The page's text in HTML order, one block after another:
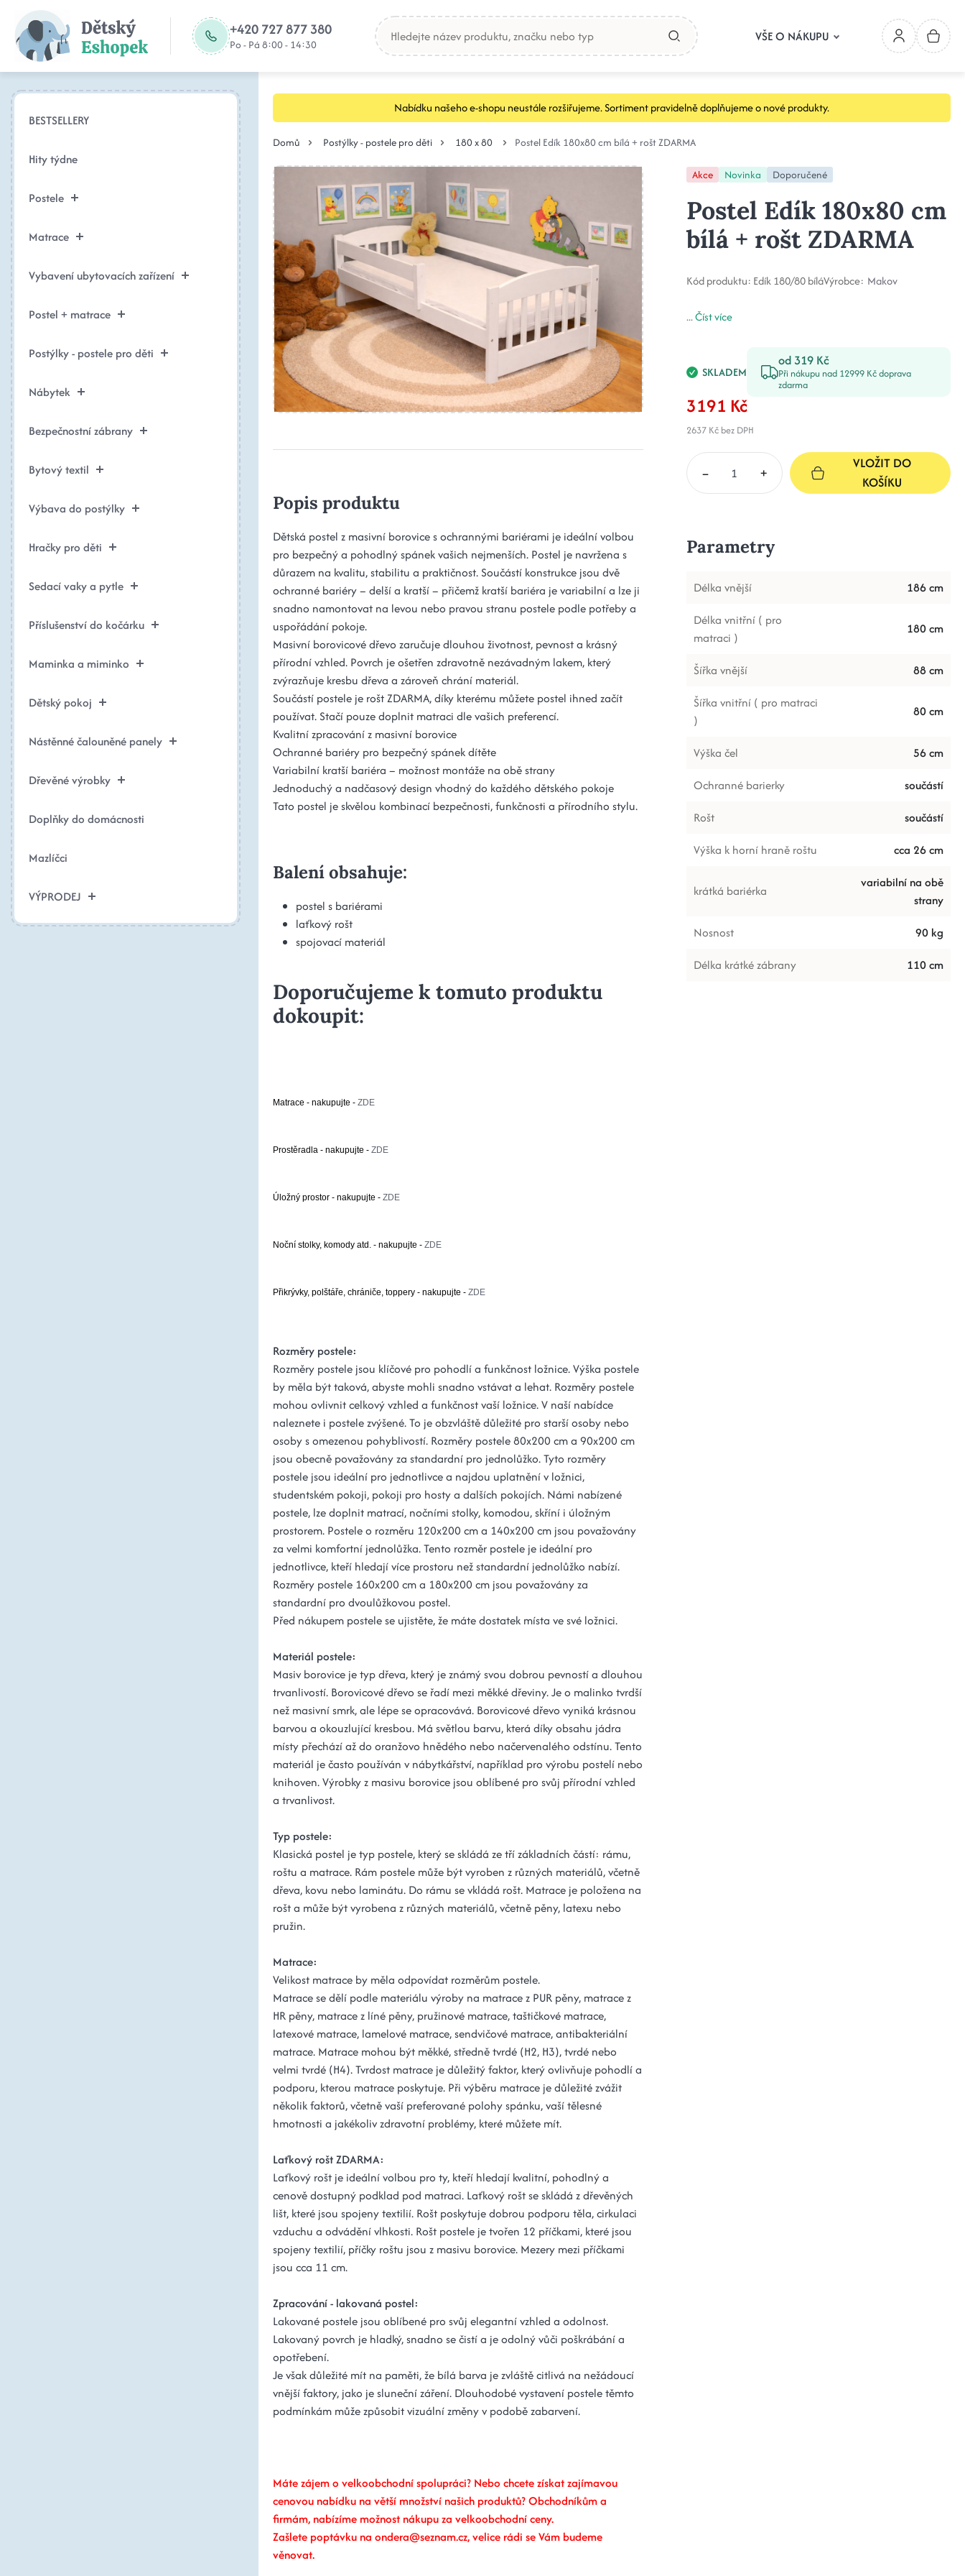
+420 727 877 380
Po - Pá 8:00 - 14:30
VŠE O NÁKUPU
BESTSELLERY
Hity týdne
Postele
Matrace
Vybavení ubytovacích zařízení
Postel + matrace
Postýlky - postele pro děti
Nábytek
Bezpečnostní zábrany
Bytový textil
Výbava do postýlky
Hračky pro děti
Sedací vaky a pytle
Příslušenství do kočárku
Maminka a miminko
Dětský pokoj
Nástěnné čalouněné panely
Dřevěné výrobky
Doplňky do domácnosti
Mazlíčci
VÝPRODEJ
Nabídku našeho e-shopu neustále rozšiřujeme. Sortiment pravidelně doplňujeme o nové produkty.
Domů Postýlky - postele pro děti 180 x 80 Postel Edík 180x80 cm bílá + rošt ZDARMA
Popis produktu
Dětská postel z masivní borovice s ochrannými bariérami je ideální volbou
pro bezpečný a pohodlný spánek vašich nejmenších. Postel je navržena s
důrazem na kvalitu, stabilitu a praktičnost. Součástí konstrukce jsou dvě
ochranné bariéry – delší a kratší – přičemž kratší bariéra je variabilní a lze ji
snadno namontovat na levou nebo pravou stranu postele podle potřeby a
uspořádání pokoje.
Masivní borovicové dřevo zaručuje dlouhou životnost, pevnost a krásný
přírodní vzhled. Povrch je ošetřen zdravotně nezávadným lakem, který
zvýrazňuje kresbu dřeva a zároveň chrání materiál.
Součástí postele je rošt ZDARMA, díky kterému můžete postel ihned začít
používat. Stačí pouze doplnit matraci dle vašich preferencí.
Kvalitní zpracování z masivní borovice
Ochranné bariéry pro bezpečný spánek dítěte
Variabilní kratší bariéra – možnost montáže na obě strany
Jednoduchý a nadčasový design vhodný do každého dětského pokoje
Tato postel je skvělou kombinací bezpečnosti, funkčnosti a přírodního stylu.
Balení obsahuje:
postel s bariérami
laťkový rošt
spojovací materiál
Doporučujeme k tomuto produktu
dokoupit:
Matrace - nakupujte - ZDE
Prostěradla - nakupujte - ZDE
Úložný prostor - nakupujte - ZDE
Noční stolky, komody atd. - nakupujte - ZDE
Přikrývky, polštáře, chrániče, toppery - nakupujte - ZDE
Rozměry postele:
Rozměry postele jsou klíčové pro pohodlí a funkčnost ložnice. Výška postele
by měla být taková, abyste mohli snadno vstávat a lehat. Rozměry postele
mohou ovlivnit celkový vzhled a funkčnost vaší ložnice. V naší nabídce
naleznete i postele zvýšené. To je obzvláště důležité pro starší osoby nebo
osoby s omezenou pohyblivostí. Rozměry postele 80x200 cm a 90x200 cm
jsou obecně považovány za standardní pro jednolůžko. Tyto rozměry
postele jsou ideální pro jednotlivce a najdou uplatnění v ložnici,
studentském pokoji, pokoji pro hosty a dalších pokojích. Námi nabízené
postele, lze doplnit matrací, nočními stolky, komodou, skříní i úložným
prostorem. Postele o rozměru 120x200 cm a 140x200 cm jsou považovány
za velmi komfortní jednolůžka. Tento rozměr postele je ideální pro
jednotlivce, kteří hledají více prostoru než standardní jednolůžko nabízí.
Rozměry postele 160x200 cm a 180x200 cm jsou považovány za
standardní pro dvoulůžkovou postel.
Před nákupem postele se ujistěte, že máte dostatek místa ve své ložnici.
Materiál postele:
Masiv borovice je typ dřeva, který je známý svou dobrou pevností a dlouhou
trvanlivostí. Borovicové dřevo se řadí mezi měkké dřeviny. Je o malinko tvrdší
než masivní smrk, ale lépe se opracovává. Borovicové dřevo vyniká krásnou
barvou a okouzlující kresbou. Má světlou barvu, která díky obsahu jádra
místy přechází až do oranžovo hnědého nebo načervenalého odstínu. Tento
materiál je často používán v nábytkářství, například pro výrobu postelí nebo
knihoven. Výrobky z masivu borovice jsou oblíbené pro svůj přírodní vzhled
a trvanlivost.
Typ postele:
Klasická postel je typ postele, který se skládá ze tří základních částí: rámu,
roštu a matrace. Rám postele může být vyroben z různých materiálů, včetně
dřeva, kovu nebo laminátu. Do rámu se vkládá rošt. Matrace je položena na
rošt a může být vyrobena z různých materiálů, včetně pěny, latexu nebo
pružin.
Matrace:
Velikost matrace by měla odpovídat rozměrům postele.
Matrace se dělí podle materiálu výroby na matrace z PUR pěny, matrace z
HR pěny, matrace z líné pěny, pružinové matrace, taštičkové matrace,
latexové matrace, lamelové matrace, sendvičové matrace, antibakteriální
matrace. Matrace mohou být měkké, středně tvrdé (H2, H3), tvrdé nebo
velmi tvrdé (H4). Tvrdost matrace je důležitý faktor, který ovlivňuje pohodlí a
podporu, kterou matrace poskytuje. Při výběru matrace je důležité zvážit
několik faktorů, včetně vaší preferované polohy spánku, vaší tělesné
hmotnosti a jakékoliv zdravotní problémy, které můžete mít.
Laťkový rošt ZDARMA:
Laťkový rošt je ideální volbou pro ty, kteří hledají kvalitní, pohodlný a
cenově dostupný podklad pod matraci. Laťkový rošt se skládá z dřevěných
lišt, které jsou spojeny textilií. Rošt poskytuje dobrou podporu těla, cirkulaci
vzduchu a odvádění vlhkosti. Rošt postele je tvořen 12 příčkami, které jsou
spojeny textilií, příčky roštu jsou z masivu borovice. Mezery mezi příčkami
jsou cca 11 cm.
Zpracování - lakovaná postel:
Lakované postele jsou oblíbené pro svůj elegantní vzhled a odolnost.
Lakovaný povrch je hladký, snadno se čistí a je odolný vůči poškrábání a
opotřebení.
Je však důležité mít na paměti, že bílá barva je zvláště citlivá na nežádoucí
vnější faktory, jako je sluneční záření. Dlouhodobé vystavení postele těmto
podmínkám může způsobit vizuální změny v podobě zabarvení.
Máte zájem o velkoobchodní spolupráci? Nebo chcete získat zajímavou
cenovou nabídku na větší množství našich produktů? Obchodníkům a
firmám, nabízíme možnost nákupu za velkoobchodní ceny.
Zašlete poptávku na ondera@seznam.cz, velice rádi se Vám budeme
věnovat.
Akce Novinka Doporučené
Postel Edík 180x80 cm
bílá + rošt ZDARMA
Kód produktu: Edík 180/80 bíláVýrobce: Makov
...Číst více
SKLADEM
od 319 Kč
Při nákupu nad 12999 Kč doprava
zdarma
3191 Kč
2637 Kčbez DPH
– +
VLOŽIT DO
KOŠÍKU
Parametry
Délka vnější
186 cm
Délka vnitřní ( pro
matraci )
180 cm
Šířka vnější
88 cm
Šířka vnitřní ( pro matraci
)
80 cm
Výška čel
56 cm
Ochranné barierky
součástí
Rošt
součástí
Výška k horní hraně roštu
cca 26 cm
krátká bariérka
variabilní na obě
strany
Nosnost
90 kg
Délka krátké zábrany
110 cm